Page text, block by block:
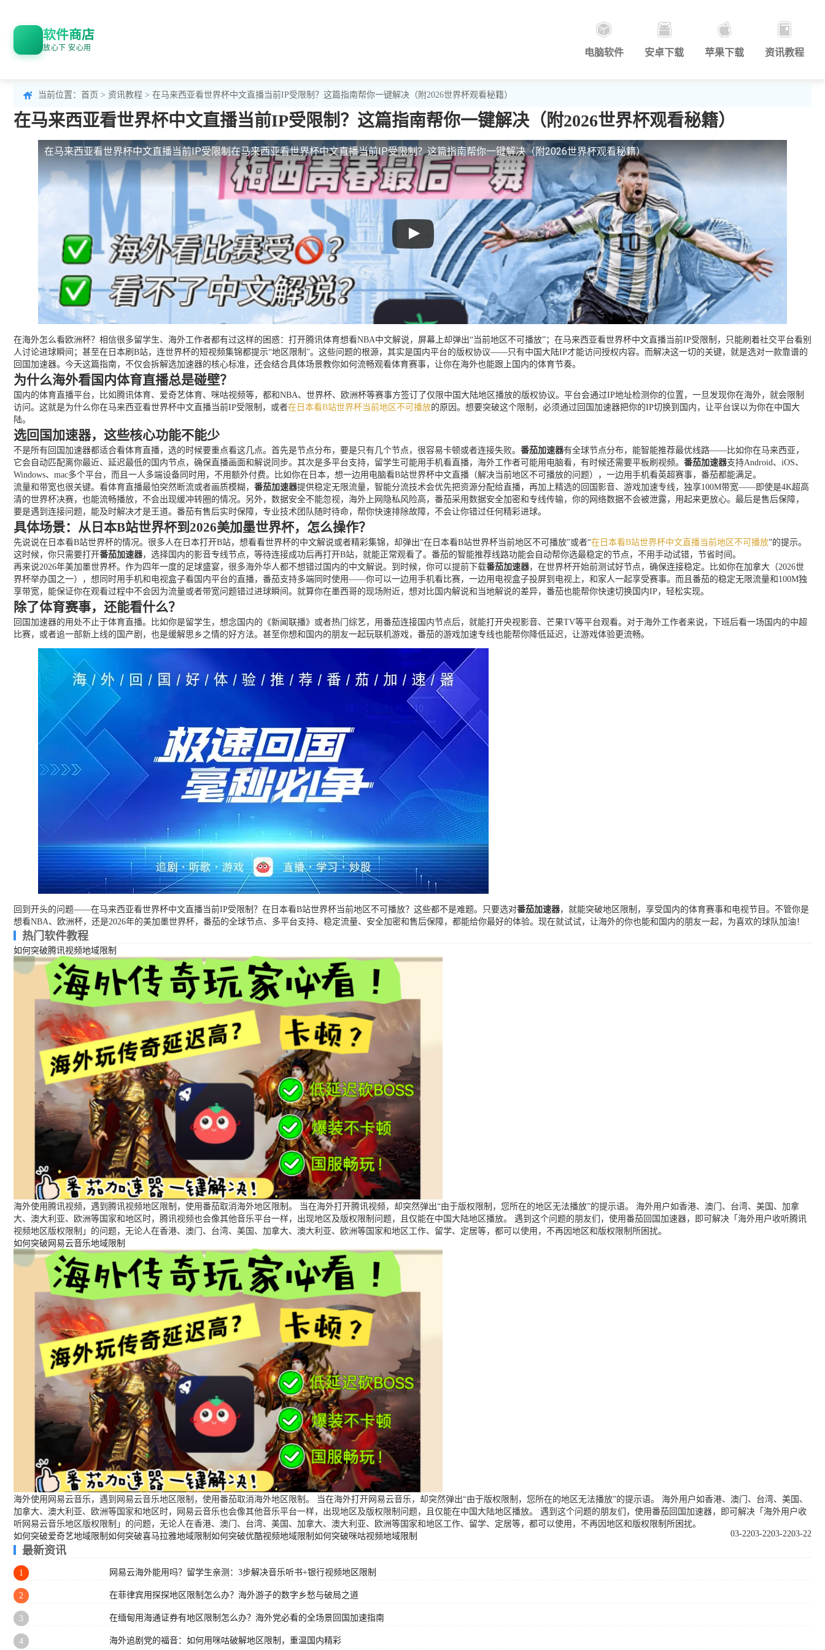
软件商店
放心下 安心用 电脑软件 安卓下载 苹果下载 资讯教程
当前位置： 首页 > 资讯教程 > 在马来西亚看世界杯中文直播当前IP受限制？这篇指南帮你一键解决（附2026世界杯观看秘籍）
在马来西亚看世界杯中文直播当前IP受限制？这篇指南帮你一键解决（附2026世界杯观看秘籍）
在马来西亚看世界杯中文直播当前IP受限制在马来西亚看世界杯中文直播当前IP受限制？这篇指南帮你一键解决（附2026世界杯观看秘籍）
在海外怎么看欧洲杯？相信很多留学生、海外工作者都有过这样的困惑：打开腾讯体育想看NBA中文解说，屏幕上却弹出“当前地区不可播放”；在马来西亚看世界杯中文直播当前IP受限制，只能刷着社交平台看别
人讨论进球瞬间；甚至在日本刷B站，连世界杯的短视频集锦都提示“地区限制”。这些问题的根源，其实是国内平台的版权协议——只有中国大陆IP才能访问授权内容。而解决这一切的关键，就是选对一款靠谱的
回国加速器。今天这篇指南，不仅会拆解选加速器的核心标准，还会结合具体场景教你如何流畅观看体育赛事，让你在海外也能跟上国内的体育节奏。
为什么海外看国内体育直播总是碰壁？
国内的体育直播平台，比如腾讯体育、爱奇艺体育、咪咕视频等，都和NBA、世界杯、欧洲杯等赛事方签订了仅限中国大陆地区播放的版权协议。平台会通过IP地址检测你的位置，一旦发现你在海外，就会限制
访问。这就是为什么你在马来西亚看世界杯中文直播当前IP受限制，或者在日本看B站世界杯当前地区不可播放的原因。想要突破这个限制，必须通过回国加速器把你的IP切换到国内，让平台误以为你在中国大
陆。
选回国加速器，这些核心功能不能少
不是所有回国加速器都适合看体育直播，选的时候要重点看这几点。首先是节点分布，要是只有几个节点，很容易卡顿或者连接失败。 番茄加速器有全球节点分布，能智能推荐最优线路——比如你在马来西亚，
它会自动匹配离你最近、延迟最低的国内节点，确保直播画面和解说同步。其次是多平台支持，留学生可能用手机看直播，海外工作者可能用电脑看，有时候还需要平板刷视频。 番茄加速器支持Android、iOS、
Windows、mac多个平台，而且一人多端设备同时用，不用额外付费。比如你在日本，想一边用电脑看B站世界杯中文直播（解决当前地区不可播放的问题），一边用手机看英超赛事，番茄都能满足。
流量和带宽也很关键。看体育直播最怕突然断流或者画质模糊， 番茄加速器提供稳定无限流量，智能分流技术会优先把资源分配给直播，再加上精选的回国影音、游戏加速专线，独享100M带宽——即使是4K超高
清的世界杯决赛，也能流畅播放，不会出现缓冲转圈的情况。另外，数据安全不能忽视，海外上网隐私风险高，番茄采用数据安全加密和专线传输，你的网络数据不会被泄露，用起来更放心。最后是售后保障，
要是遇到连接问题，能及时解决才是王道。番茄有售后实时保障，专业技术团队随时待命，帮你快速排除故障，不会让你错过任何精彩进球。
具体场景：从日本B站世界杯到2026美加墨世界杯，怎么操作？
先说说在日本看B站世界杯的情况。很多人在日本打开B站，想看看世界杯的中文解说或者精彩集锦，却弹出“在日本看B站世界杯当前地区不可播放”或者“在日本看B站世界杯中文直播当前地区不可播放”的提示。
这时候，你只需要打开番茄加速器，选择国内的影音专线节点，等待连接成功后再打开B站，就能正常观看了。番茄的智能推荐线路功能会自动帮你选最稳定的节点，不用手动试错，节省时间。
再来说2026年美加墨世界杯。作为四年一度的足球盛宴，很多海外华人都不想错过国内的中文解说。到时候，你可以提前下载番茄加速器，在世界杯开始前测试好节点，确保连接稳定。比如你在加拿大（2026世
界杯举办国之一），想同时用手机和电视盒子看国内平台的直播，番茄支持多端同时使用——你可以一边用手机看比赛，一边用电视盒子投屏到电视上，和家人一起享受赛事。而且番茄的稳定无限流量和100M独
享带宽，能保证你在观看过程中不会因为流量或者带宽问题错过进球瞬间。就算你在墨西哥的现场附近，想对比国内解说和当地解说的差异，番茄也能帮你快速切换国内IP，轻松实现。
除了体育赛事，还能看什么？
回国加速器的用处不止于体育直播。比如你是留学生，想念国内的《新闻联播》或者热门综艺，用番茄连接国内节点后，就能打开央视影音、芒果TV等平台观看。对于海外工作者来说，下班后看一场国内的中超
比赛，或者追一部新上线的国产剧，也是缓解思乡之情的好方法。甚至你想和国内的朋友一起玩联机游戏，番茄的游戏加速专线也能帮你降低延迟，让游戏体验更流畅。
回到开头的问题——在马来西亚看世界杯中文直播当前IP受限制？在日本看B站世界杯当前地区不可播放？这些都不是难题。只要选对番茄加速器，就能突破地区限制，享受国内的体育赛事和电视节目。不管你是
想看NBA、欧洲杯，还是2026年的美加墨世界杯，番茄的全球节点、多平台支持、稳定流量、安全加密和售后保障，都能给你最好的体验。现在就试试，让海外的你也能和国内的朋友一起，为喜欢的球队加油！
热门软件教程
如何突破腾讯视频地域限制
海外使用腾讯视频，遇到腾讯视频地区限制，使用番茄取消海外地区限制。 当在海外打开腾讯视频，却突然弹出“由于版权限制，您所在的地区无法播放”的提示语。 海外用户如香港、澳门、台湾、美国、加拿
大、澳大利亚、欧洲等国家和地区时，腾讯视频也会像其他音乐平台一样，出现地区及版权限制问题，且仅能在中国大陆地区播放。 遇到这个问题的朋友们，使用番茄回国加速器，即可解决「海外用户收听腾讯
视频地区版权限制」的问题，无论人在香港、澳门、台湾、美国、加拿大、澳大利亚、欧洲等国家和地区工作、留学、定居等，都可以使用，不再因地区和版权限制所困扰。
如何突破网易云音乐地域限制
海外使用网易云音乐，遇到网易云音乐地区限制，使用番茄取消海外地区限制。 当在海外打开网易云音乐，却突然弹出“由于版权限制，您所在的地区无法播放”的提示语。 海外用户如香港、澳门、台湾、美国、
加拿大、澳大利亚、欧洲等国家和地区时，网易云音乐也会像其他音乐平台一样，出现地区及版权限制问题，且仅能在中国大陆地区播放。 遇到这个问题的朋友们，使用番茄回国加速器，即可解决「海外用户收
听网易云音乐地区版权限制」的问题，无论人在香港、澳门、台湾、美国、加拿大、澳大利亚、欧洲等国家和地区工作、留学、定居等，都可以使用，不再因地区和版权限制所困扰。
如何突破爱奇艺地域限制
03-22
如何突破喜马拉雅地域限制 03-22
如何突破优酷视频地域限制 03-22
如何突破咪咕视频地域限制 03-22
最新资讯
1 网易云海外能用吗？留学生亲测：3步解决音乐听书+银行视频地区限制
2 在菲律宾用探探地区限制怎么办？海外游子的数字乡愁与破局之道
3 在缅甸用海通证券有地区限制怎么办？海外党必看的全场景回国加速指南
4 海外追剧党的福音：如何用咪咕破解地区限制，重温国内精彩